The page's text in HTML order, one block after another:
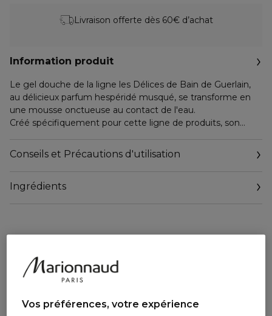
Livraison offerte dès 60€ d’achat
Information produit
Le gel douche de la ligne les Délices de Bain de Guerlain,
au délicieux parfum hespéridé musqué, se transforme en
une mousse onctueuse au contact de l'eau.
Créé spécifiquement pour cette ligne de produits, son
Abeilles.
La ligne Les Délices de Bain célèbre un art de
corps destiné aux femmes comme aux hommes.
un effet envoûtant.
Conseils et Précautions d'utilisation
Ingrédients
Vos préférences, votre expérience